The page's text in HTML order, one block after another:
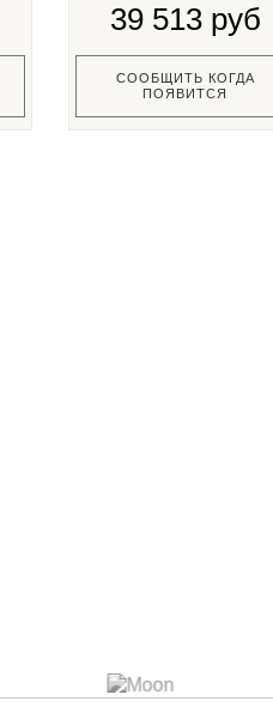
39 513 руб
СООБЩИТЬ КОГДА
ПОЯВИТСЯ